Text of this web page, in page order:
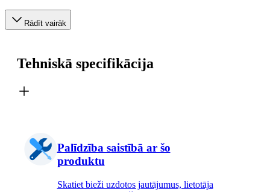
Rādīt vairāk
Tehniskā specifikācija
Palīdzība saistībā ar šo
produktu
Skatiet bieži uzdotos jautājumus, lietotāja